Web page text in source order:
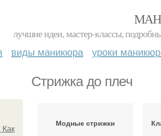
лучшие идеи, мастер-классы,
виды маникюра уроки
Стрижка до плеч
Как
Модные стрижки